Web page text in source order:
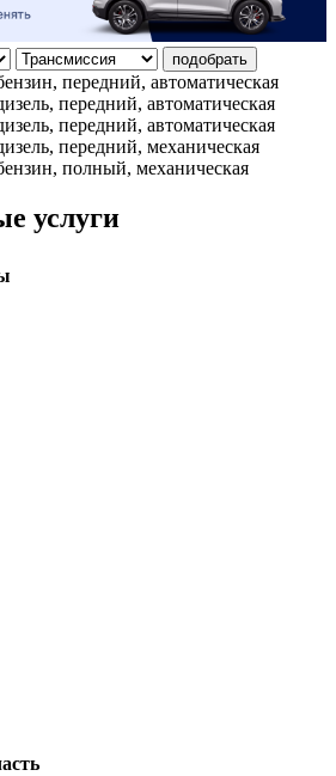
подобрать
передний, автоматическая
передний, автоматическая
передний, автоматическая
передний, механическая
полный, механическая
услуги